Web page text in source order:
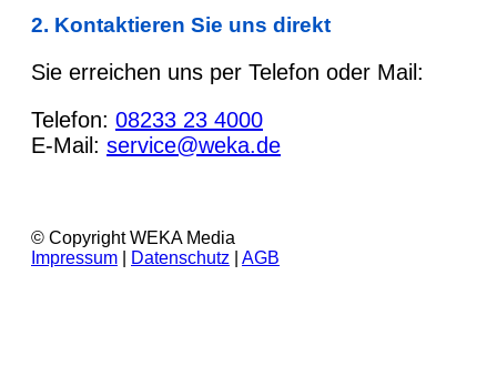
2. Kontaktieren Sie uns direkt
Sie erreichen uns per Telefon oder Mail:
Telefon: 08233 23 4000
E-Mail: service@weka.de
© Copyright WEKA Media
Impressum
Datenschutz AGB